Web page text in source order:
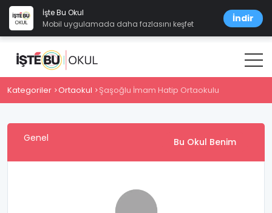
İşte Bu Okul
Mobil uygulamada daha fazlasını keşfet
İndir
Kategoriler Ortaokul Şaşoğlu İmam Hatip Ortaokulu
Genel Bu Okul Benim